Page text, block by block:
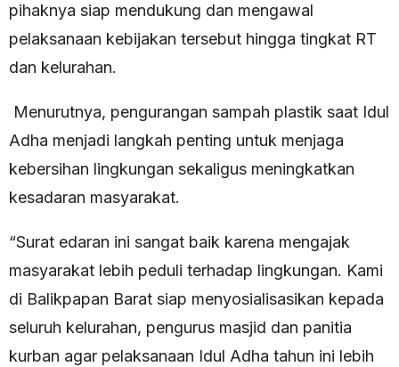
pihaknya siap mendukung dan mengawal
pelaksanaan kebijakan tersebut hingga tingkat RT
dan kelurahan.
Menurutnya, pengurangan sampah plastik saat Idul
Adha menjadi langkah penting untuk menjaga
kebersihan lingkungan sekaligus meningkatkan
kesadaran masyarakat.
“Surat edaran ini sangat baik karena mengajak
masyarakat lebih peduli terhadap lingkungan. Kami
di Balikpapan Barat siap menyosialisasikan kepada
seluruh kelurahan, pengurus masjid dan panitia
kurban agar pelaksanaan Idul Adha tahun ini lebih